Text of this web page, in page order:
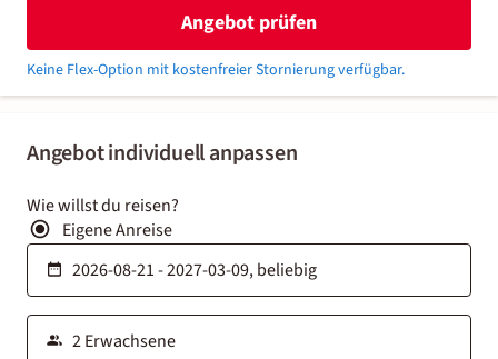
Angebot individuell anpassen
Wie willst du reisen?
Eigene Anreise
Angebot prüfen
Keine Flex-Option mit kostenfreier Stornierung verfügbar.